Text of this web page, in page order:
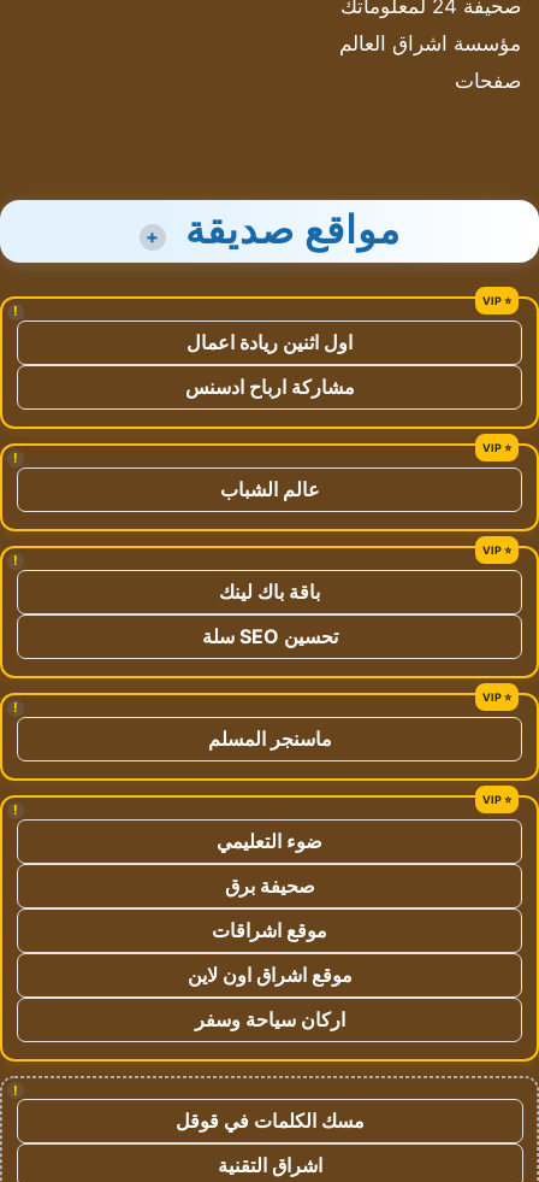
صحيفة 24 لمعلوماتك
مؤسسة اشراق العالم
صفحات
مواقع صديقة +
!
اول اثنين ريادة اعمال
مشاركة ارباح ادسنس
!
عالم الشباب
!
باقة باك لينك
تحسين SEO سلة
!
ماسنجر المسلم
!
ضوء التعليمي
صحيفة برق
موقع اشراقات
موقع اشراق اون لاين
اركان سياحة وسفر
!
مسك الكلمات في قوقل
اشراق التقنية